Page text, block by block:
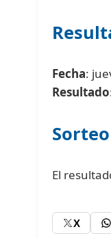
Fecha:
Resultado
El
X